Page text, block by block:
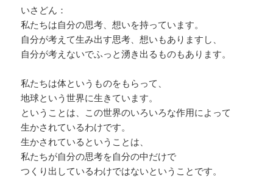
いさどん：
私たちは自分の思考、想いを持っています。
自分が考えて生み出す思考、想いもありますし、
自分が考えないでふっと湧き出るものもあります。
私たちは体というものをもらって、
地球という世界に生きています。
ということは、この世界のいろいろな作用によって
生かされているわけです。
生かされているということは、
私たちが自分の思考を自分の中だけで
つくり出しているわけではないということです。